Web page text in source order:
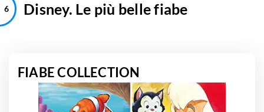
Disney. Le più belle fiabe
FIABE COLLECTION